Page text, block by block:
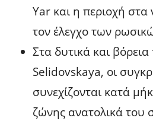
Yar και η περιοχή στα
τον έλεγχο των
Στα δυτικά και
Selidovskaya, οι
συνεχίζονται κατά
ζώνης ανατολικά του